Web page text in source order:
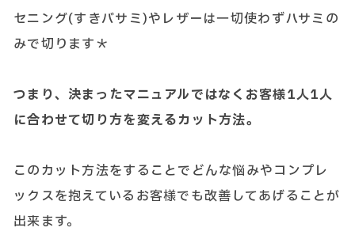
セニング(すきバサミ)やレザーは一切使わずハサミの
みで切ります＊
つまり、決まったマニュアルではなくお客様1人1人
に合わせて切り方を変えるカット方法。
このカット方法をすることでどんな悩みやコンプレ
ックスを抱えているお客様でも改善してあげることが
出来ます。